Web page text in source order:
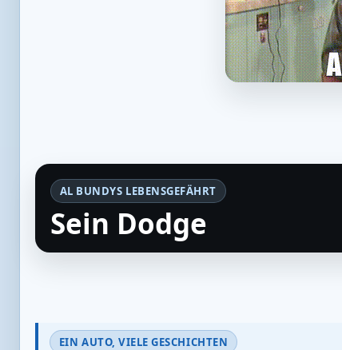
AL BUNDYS LEBENSGEFÄHRT
Sein Dodge
EIN AUTO, VIELE GESCHICHTEN